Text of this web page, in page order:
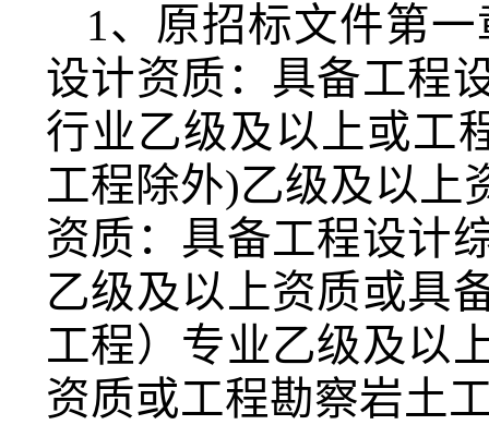
1、 原招标文件第
设计资质：具备工程
行业乙级及以上或工
工程除外)乙级及以上
资质：具备工程设计
乙级及以上资质或具
工程）专业乙级及以
资质或工程勘察岩土